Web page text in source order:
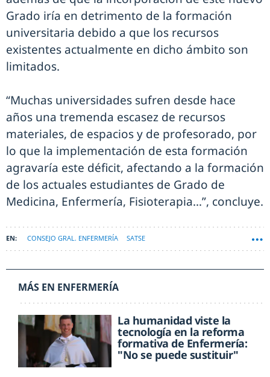
Grado iría en detrimento de la formación
universitaria debido a que los recursos
existentes actualmente en dicho ámbito son
limitados.
“Muchas universidades sufren desde hace
años una tremenda escasez de recursos
materiales, de espacios y de profesorado, por
lo que la implementación de esta formación
agravaría este déficit, afectando a la formación
de los actuales estudiantes de Grado de
Medicina, Enfermería, Fisioterapia…”, concluye.
CONSEJO GRAL. ENFERMERÍA SATSE
MÁS EN ENFERMERÍA
La humanidad viste la
tecnología en la reforma
formativa de Enfermería:
"No se puede sustituir"